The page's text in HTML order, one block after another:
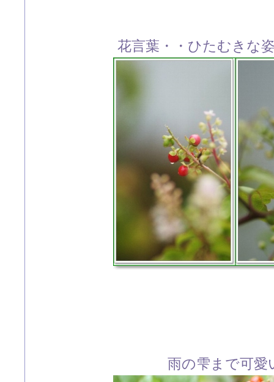
花言葉・・ひたむきな
雨の雫まで可愛